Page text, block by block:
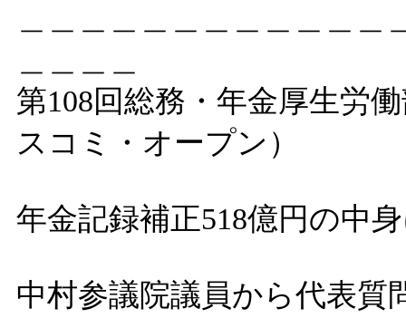
第108回総務・年金厚生
スコミ・オープン）
年金記録補正518億円の中
中村参議院議員から代表質